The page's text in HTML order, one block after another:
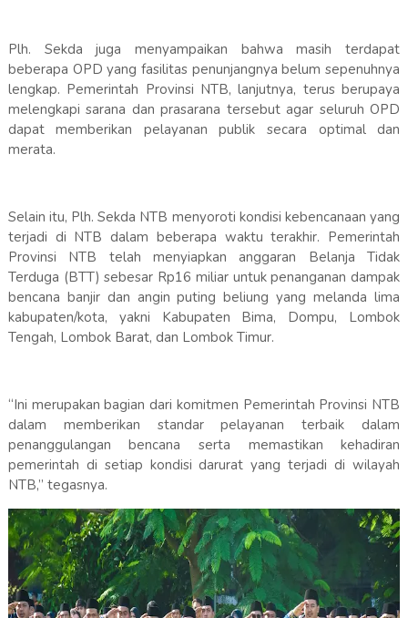
Plh. Sekda juga menyampaikan bahwa masih terdapat
beberapa OPD yang fasilitas penunjangnya belum sepenuhnya
lengkap. Pemerintah Provinsi NTB, lanjutnya, terus berupaya
melengkapi sarana dan prasarana tersebut agar seluruh OPD
dapat memberikan pelayanan publik secara optimal dan
merata.
Selain itu, Plh. Sekda NTB menyoroti kondisi kebencanaan yang
terjadi di NTB dalam beberapa waktu terakhir. Pemerintah
Provinsi NTB telah menyiapkan anggaran Belanja Tidak
Terduga (BTT) sebesar Rp16 miliar untuk penanganan dampak
bencana banjir dan angin puting beliung yang melanda lima
kabupaten/kota, yakni Kabupaten Bima, Dompu, Lombok
Tengah, Lombok Barat, dan Lombok Timur.
“Ini merupakan bagian dari komitmen Pemerintah Provinsi NTB
dalam memberikan standar pelayanan terbaik dalam
penanggulangan bencana serta memastikan kehadiran
pemerintah di setiap kondisi darurat yang terjadi di wilayah
NTB,” tegasnya.